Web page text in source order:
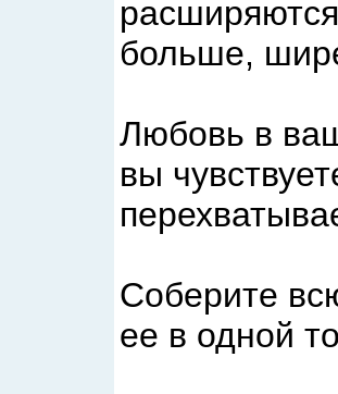
больше,
Любовь в
вы
Соберите
ее в одной